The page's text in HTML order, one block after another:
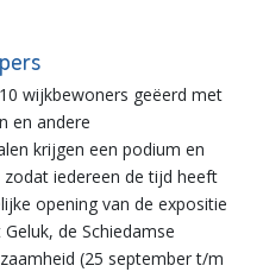
wijkbewoners geëerd met
en andere
krijgen een podium en
iedereen de tijd heeft
opening van de expositie
de Schiedamse
(25 september t/m